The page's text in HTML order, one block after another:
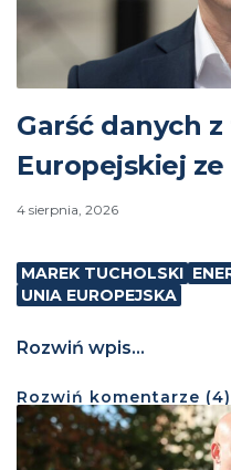
Garść danych
Europejskiej
4 sierpnia, 2026
MAREK TUCHOLSKI
UNIA EUROPEJSKA
Rozwiń wpis...
Rozwiń komentarze (4)